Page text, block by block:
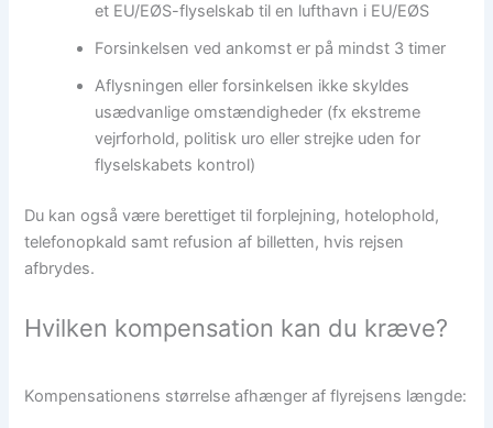
et EU/EØS-flyselskab til en lufthavn i EU/EØS
Forsinkelsen ved ankomst er på mindst 3 timer
Aflysningen eller forsinkelsen ikke skyldes
usædvanlige omstændigheder (fx ekstreme
vejrforhold, politisk uro eller strejke uden for
flyselskabets kontrol)
Du kan også være berettiget til forplejning, hotelophold,
telefonopkald samt refusion af billetten, hvis rejsen
afbrydes.
Hvilken kompensation kan du kræve?
Kompensationens størrelse afhænger af flyrejsens længde: